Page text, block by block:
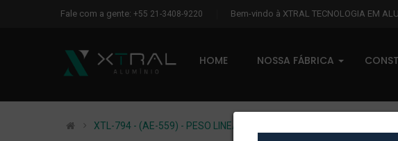
Fale com a gente: +55 21-3408-9220 Bem-vindo à XTRAL TECNOLOGIA EM
HOME NOSSA FÁBRICA
XTL-794 - (AE-559) - PESO LINEAR: 0,351kg/m